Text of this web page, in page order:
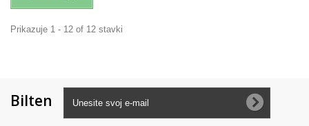
Prikazuje 1 - 12 of 12 stavki
Bilten